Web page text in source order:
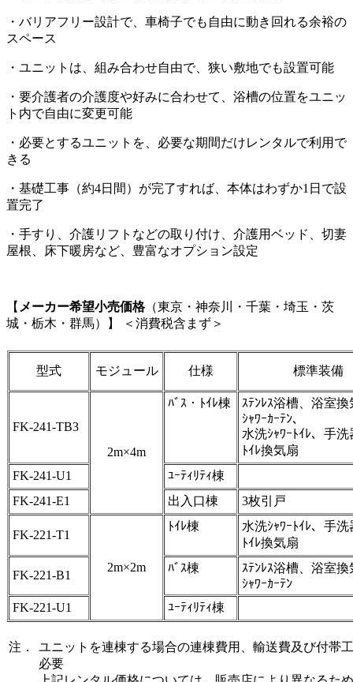
・バリアフリー設計で、車椅子でも自由に動き回れる余裕の
スペース
・ユニットは、組み合わせ自由で、狭い敷地でも設置可能
・要介護者の介護度や好みに合わせて、浴槽の位置をユニッ
ト内で自由に変更可能
・必要とするユニットを、必要な期間だけレンタルで利用で
きる
・基礎工事（約4日間）が完了すれば、本体はわずか1日で設
置完了
・手すり、介護リフトなどの取り付け、介護用ベッド、切妻
屋根、床下暖房など、豊富なオプション設定
【 メーカー希望小売価格（東京・神奈川・千葉・埼玉・茨
城・栃木・群馬）】 ＜消費税含まず＞
型式 モジュール 仕様 標準装備
FK-241-TB3
2m×4m
ﾊﾞｽ・ﾄｲﾚ棟
ｽﾃﾝﾚｽ浴槽、浴室換
ｼｬﾜｰｶｰﾃﾝ、
水洗ｼｬﾜｰﾄｲﾚ、手洗
ﾄｲﾚ換気扇
FK-241-U1
ﾕｰﾃｨﾘﾃｨ棟
FK-241-E1
出入口棟 3枚引戸
FK-221-T1
2m×2m
ﾄｲﾚ棟
水洗ｼｬﾜｰﾄｲﾚ、手洗
ﾄｲﾚ換気扇
FK-221-B1
ﾊﾞｽ棟
ｽﾃﾝﾚｽ浴槽、浴室換
ｼｬﾜｰｶｰﾃﾝ
FK-221-U1
ﾕｰﾃｨﾘﾃｨ棟
注．
ユニットを連棟する場合の連棟費用、輸送費及び付帯
必要